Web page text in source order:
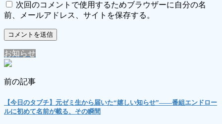
次回のコメントで使用するためブラウザーに自分の名
前、メールアドレス、サイトを保存する。
お知らせ
前の記事
【今日のタブチ】元ゼミ生から届いた“嬉しい知らせ”――番組エンドロー
ルに初めて名前が載る、その瞬間